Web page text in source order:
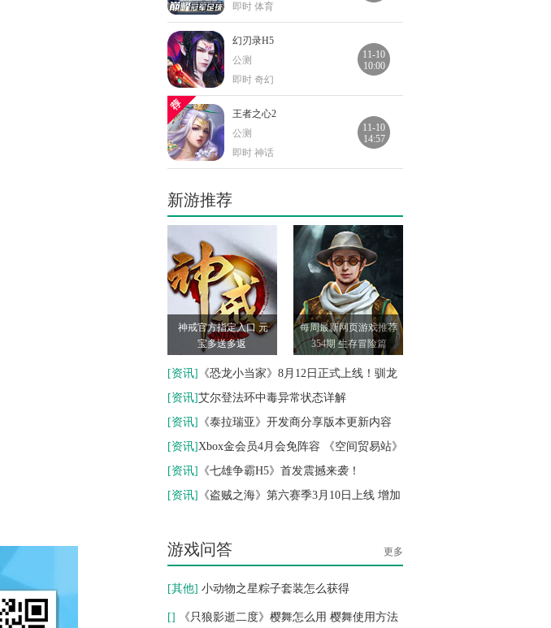
即时 体育
幻刃录H5
公测
即时 奇幻
11-10
10:00
王者之心2
公测
即时 神话
11-10
14:57
即时 奇幻
烈焰屠神
公测
即时 奇幻
10-26
09:00
暗夜奇迹
公测
即时 奇幻
10-13
16:09
笑傲仙侠
公测
即时 神话
10-13
倾世情缘
公测
10-12
新游推荐
神戒官方指定入口 元
宝多送多返
每周最新网页游戏推荐
354期 生存冒险篇
[资讯]
《恐龙小当家》8月12日正式上线！驯龙
建造战斗三重狂欢
[资讯]艾尔登法环中毒异常状态详解
[资讯]
《泰拉瑞亚》开发商分享版本更新内容
新作即将开工
[资讯]Xbox金会员4月会免阵容 《空间贸易站》
《别样视界》
[资讯]
《七雄争霸H5》首发震撼来袭！
[资讯]
《盗贼之海》第六赛季3月10日上线 增加
游戏问答 更多
[其他] 小动物之星粽子套装怎么获得
[] 《只狼影逝二度》樱舞怎么用 樱舞使用方法